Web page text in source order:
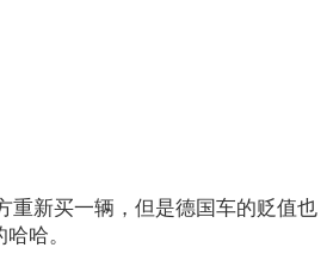
重新买一辆，但是德国车的贬值也
哈。